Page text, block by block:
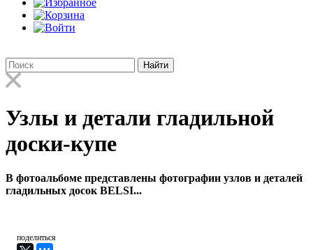
Найти
Узлы и детали гладильной
доски-купе
В фотоальбоме представлены фотографии узлов и деталей
гладильных досок BELSI...
поделиться